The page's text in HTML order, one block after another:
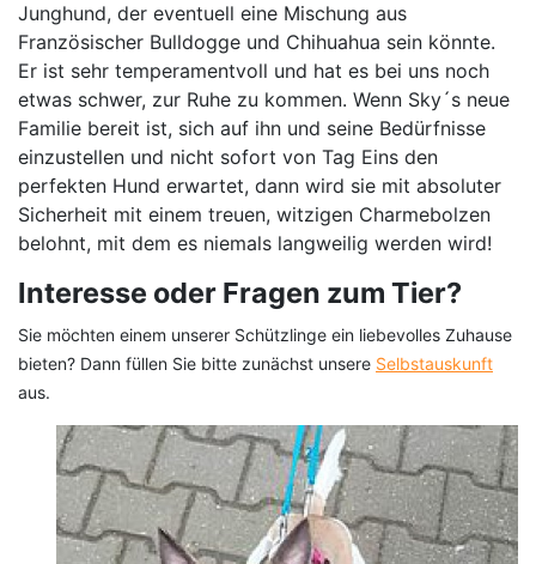
Junghund, der eventuell eine Mischung aus
Französischer Bulldogge und Chihuahua sein könnte.
Er ist sehr temperamentvoll und hat es bei uns noch
etwas schwer, zur Ruhe zu kommen. Wenn Sky´s neue
Familie bereit ist, sich auf ihn und seine Bedürfnisse
einzustellen und nicht sofort von Tag Eins den
perfekten Hund erwartet, dann wird sie mit absoluter
Sicherheit mit einem treuen, witzigen Charmebolzen
belohnt, mit dem es niemals langweilig werden wird!
Interesse oder Fragen zum Tier?
Sie möchten einem unserer Schützlinge ein liebevolles Zuhause
bieten? Dann füllen Sie bitte zunächst unsere Selbstauskunft
aus.